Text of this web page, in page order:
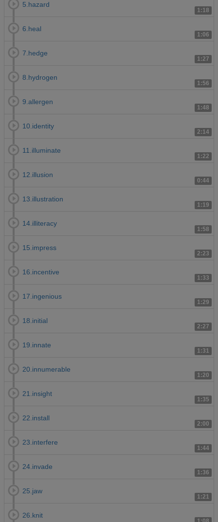
1:18
5.hazard
1:06
6.heal
1:27
7.hedge
1:56
8.hydrogen
1:48
9.allergen
2:14
10.identity
1:22
11.illuminate
0:44
12.illusion
1:19
13.illustration
1:58
14.illiteracy
2:23
15.impress
1:33
16.incentive
1:29
17.ingenious
2:27
18.initial
1:31
19.innate
1:20
20.innumerable
1:35
21.insight
2:00
22.install
1:44
23.interfere
1:36
24.invade
1:21
25.jaw
26.knit